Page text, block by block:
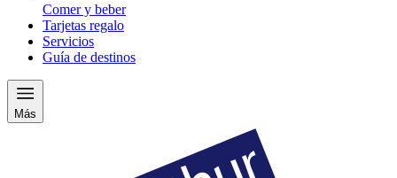
Comer y beber
Tarjetas regalo
Servicios
Guía de destinos
Más